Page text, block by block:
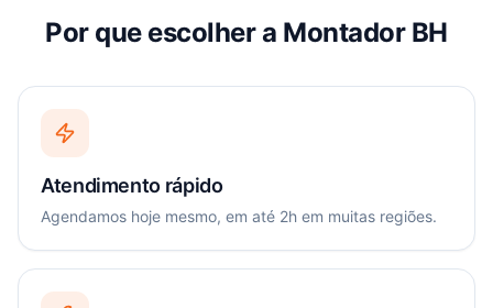
Por que escolher a Montador BH
Atendimento rápido
Agendamos hoje mesmo, em até 2h em muitas regiões.